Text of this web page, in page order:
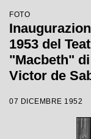
FOTO
1953 del
"Macbeth"
Victor de
07 DICEMBRE 1952